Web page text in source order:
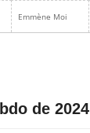
Emmène Moi
de 2024